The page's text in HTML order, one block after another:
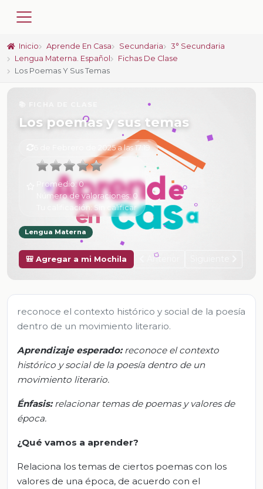
Inicio Aprende En Casa Secundaria
3° Secundaria
Lengua Materna. Español
Fichas De Clase
Los Poemas Y Sus Temas
Los poemas y sus temas
6 de Febrero de 2025 a las 17:19
Promedio:0
Número de valoraciones:0
Tu calificación:Sin calificar
Lengua Materna
🎒 Agregar a mi Mochila Anterior
reconoce el contexto histórico y social de la poesía
dentro de un movimiento literario.
Aprendizaje esperado: reconoce el contexto
histórico y social de la poesía dentro de un
movimiento literario.
Énfasis: relacionar temas de poemas y valores de
época.
¿Qué vamos a aprender?
Relaciona los temas de ciertos poemas con los
valores de una época, de acuerdo con el